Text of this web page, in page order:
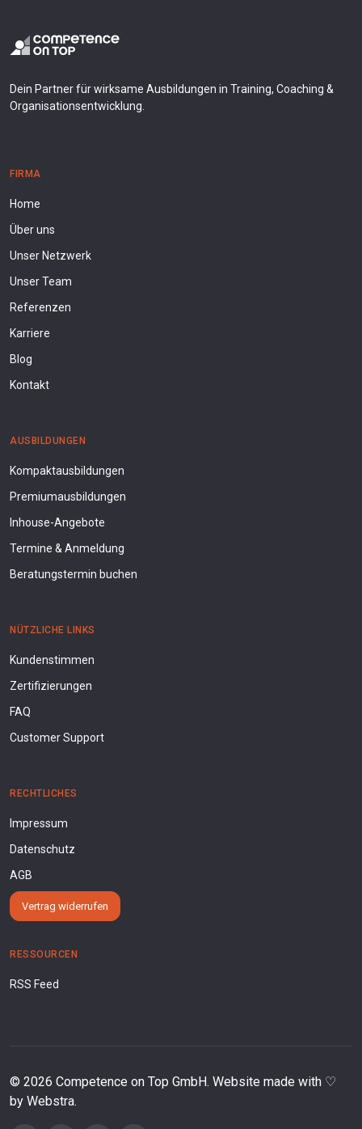
Dein Partner für wirksame Ausbildungen in Training, Coaching &
Organisationsentwicklung.
FIRMA
Home
Über uns
Unser Netzwerk
Unser Team
Referenzen
Karriere
Blog
Kontakt
AUSBILDUNGEN
Kompaktausbildungen
Premiumausbildungen
Inhouse-Angebote
Termine & Anmeldung
Beratungstermin buchen
NÜTZLICHE LINKS
Kundenstimmen
Zertifizierungen
FAQ
Customer Support
RECHTLICHES
Impressum
Datenschutz
AGB
Vertrag widerrufen
RESSOURCEN
RSS Feed
© 2026 Competence on Top GmbH. Website made with ♡
by Webstra.